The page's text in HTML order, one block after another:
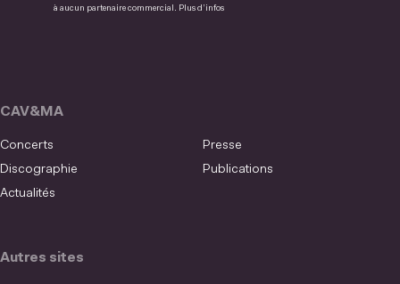
à aucun partenaire commercial. Plus d’infos
Autres sites
CAV&MA
Concerts
Presse
Discographie
Publications
Actualités